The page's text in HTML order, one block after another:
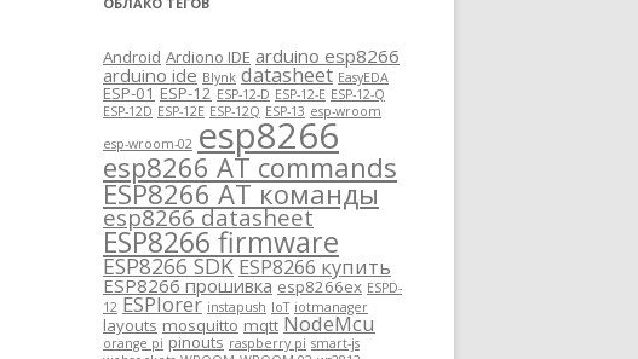
Android Ardiono IDE arduino esp8266
arduino ide Blynk datasheet EasyEDA
ESP-01 ESP-12 ESP-12-D ESP-12-E ESP-12-Q
ESP-12D ESP-12E ESP-12Q ESP-13 esp-wroom
esp-wroom-02 esp8266
esp8266 AT commands
ESP8266 AT команды
esp8266 datasheet
ESP8266 firmware
ESP8266 SDKESP8266 купить
ESP8266 прошивка esp8266ex ESPD-
12 ESPlorer instapush IoT iotmanager
layouts mosquitto mqtt NodeMcu
orange pi pinouts raspberry pi smart-js